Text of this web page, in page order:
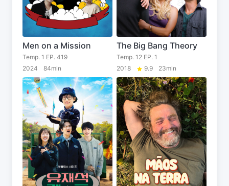
Men on a Mission
Temp. 1 EP. 419
2024
84min
The Big Bang Theory
Temp. 12 EP. 1
2018
9.9 23min